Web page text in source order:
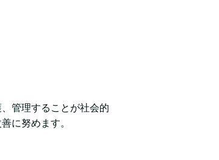
管理することが社会的
に努めます。